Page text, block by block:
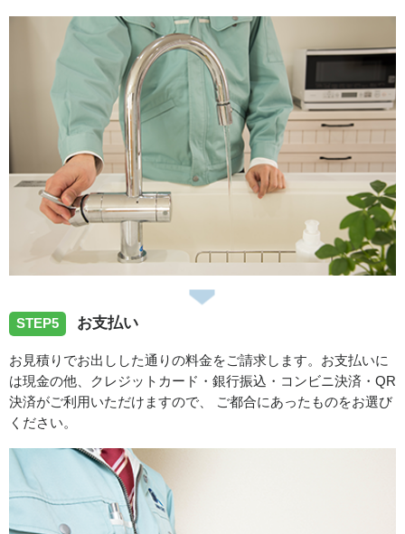
STEP5 お支払い
お見積りでお出しした通りの料金をご請求します。お支払いに
は現金の他、クレジットカード・銀行振込・コンビニ決済・QR
決済がご利用いただけますので、 ご都合にあったものをお選び
ください。